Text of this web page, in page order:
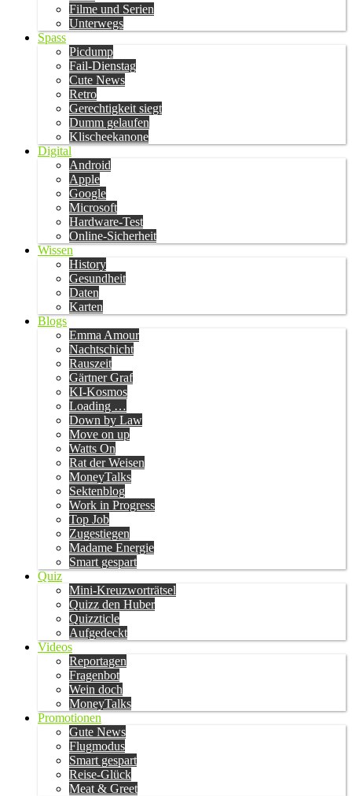
Filme und Serien
Unterwegs
Spass
Picdump
Fail-Dienstag
Cute News
Retro
Gerechtigkeit siegt
Dumm gelaufen
Klischeekanone
Digital
Android
Apple
Google
Microsoft
Hardware-Test
Online-Sicherheit
Wissen
History
Gesundheit
Daten
Karten
Blogs
Emma Amour
Nachtschicht
Rauszeit
Gärtner Graf
KI-Kosmos
Loading …
Down by Law
Move on up
Watts On
Rat der Weisen
MoneyTalks
Sektenblog
Work in Progress
Top Job
Zugestiegen
Madame Energie
Smart gespart
Quiz
Mini-Kreuzworträtsel
Quizz den Huber
Quizzticle
Aufgedeckt
Videos
Reportagen
Fragenbot
Wein doch
MoneyTalks
Promotionen
Gute News
Flugmodus
Smart gespart
Reise-Glück
Meat & Greet